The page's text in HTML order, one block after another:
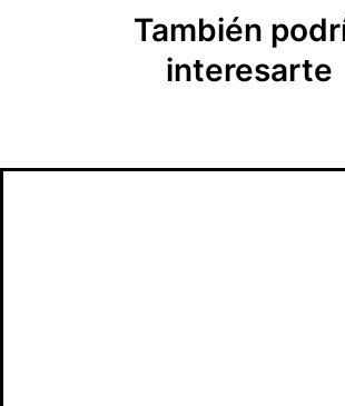
También
interesarte